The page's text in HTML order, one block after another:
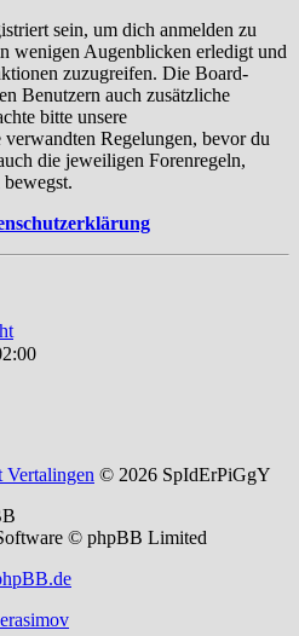
sein, um dich anmelden zu
wenigen Augenblicken erledigt und
zuzugreifen. Die Board-
Benutzern auch zusätzliche
bitte unsere
Regelungen, bevor du
die jeweiligen Forenregeln,
© 2026 SpIdErPiGgY
© phpBB Limited